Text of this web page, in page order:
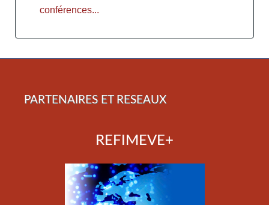
conférences...
PARTENAIRES ET RESEAUX
REFIMEVE+